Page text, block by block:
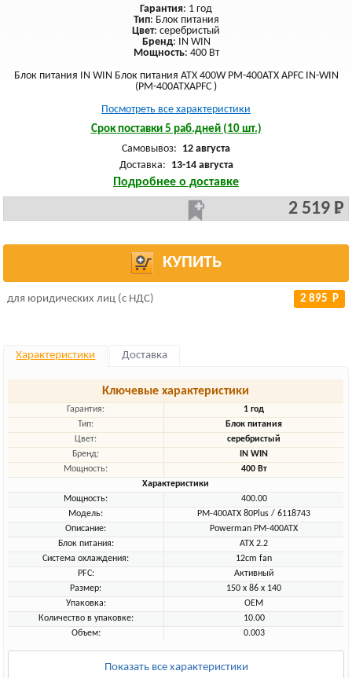
Гарантия: 1 год
Тип: Блок питания
Цвет: серебристый
Бренд: IN WIN
Мощность: 400 Вт
Блок питания IN WIN Блок питания ATX 400W PM-400ATX APFC IN-WIN
(PM-400ATXAPFC )
Посмотреть все характеристики
Срок поставки 5 раб.дней (10 шт.)
Самовывоз: 12 августа
Доставка: 13-14 августа
Подробнее о доставке
2 519 Р
КУПИТЬ
для юридических лиц (с НДС) 2 895 Р
Характеристики Доставка
Ключевые характеристики
Гарантия:
1 год
Тип:
Блок питания
Цвет:
серебристый
Бренд:
IN WIN
Мощность:
400 Вт
Характеристики
Мощность:
400.00
Модель:
PM-400ATX 80Plus / 6118743
Описание:
Powerman PM-400ATX
Блок питания:
ATX 2.2
Система охлаждения:
12cm fan
PFC:
Активный
Размер:
150 х 86 х 140
Упаковка:
OEM
Количество в упаковке:
10.00
Объем:
0.003
Показать все характеристики